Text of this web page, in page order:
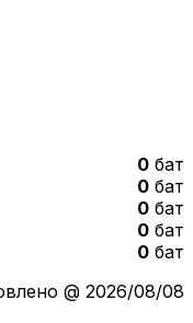
0 бат
0 бат
0 бат
0 бат
0 бат
@ 2026/08/08